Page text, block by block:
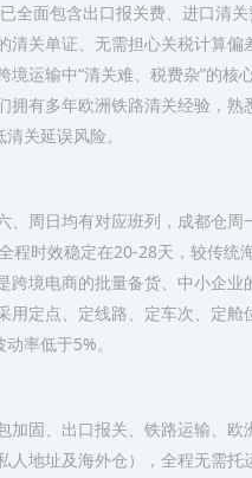
全面包含出口报关费、进口清关
关单证、无需担心关税计算偏
运输中“清关难、税费杂”的核
拥有多年欧洲铁路清关经验，熟
关延误风险。
周日均有对应班列，成都仓周
时效稳定在20-28天，较传统
境电商的批量备货、中小企业
用定点、定线路、定车次、定舱
率低于5%。
加固、出口报关、铁路运输、欧
地址及海外仓），全程无需托